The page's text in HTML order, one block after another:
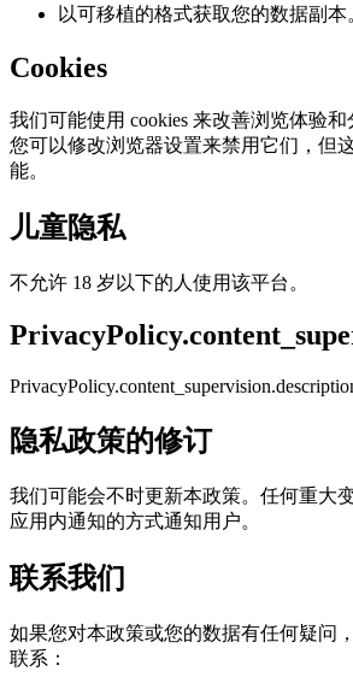
以可移植的格式获取您的数据副本
Cookies
我们可能使用 cookies 来改善浏览体验和
您可以修改浏览器设置来禁用它们，但
能。
儿童隐私
不允许 18 岁以下的人使用该平台。
隐私政策的修订
我们可能会不时更新本政策。任何重大
应用内通知的方式通知用户。
联系我们
如果您对本政策或您的数据有任何疑问
联系：